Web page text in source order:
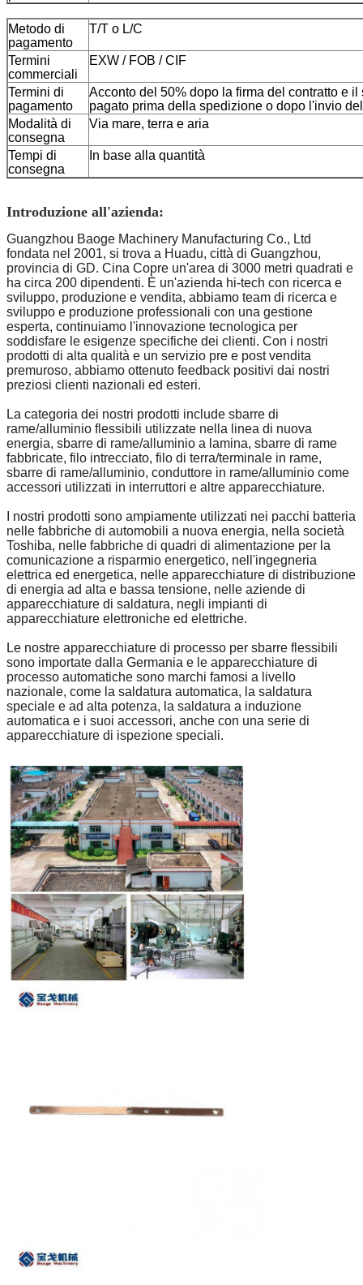
Metodo di
pagamento
T/T o L/C
Termini
commerciali
EXW / FOB / CIF
Termini di
pagamento
Acconto del 50% dopo la firma del contratto e
pagato prima della spedizione o dopo l'invio
Modalità di
consegna
Via mare, terra e aria
Tempi di
consegna
In base alla quantità
Introduzione all'azienda:
Guangzhou Baoge Machinery Manufacturing Co., Ltd
fondata nel 2001, si trova a Huadu, città di Guangzhou,
provincia di GD. Cina Copre un'area di 3000 metri quadrati e
ha circa 200 dipendenti. È un'azienda hi-tech con ricerca e
sviluppo, produzione e vendita, abbiamo team di ricerca e
sviluppo e produzione professionali con una gestione
esperta, continuiamo l'innovazione tecnologica per
soddisfare le esigenze specifiche dei clienti. Con i nostri
prodotti di alta qualità e un servizio pre e post vendita
premuroso, abbiamo ottenuto feedback positivi dai nostri
preziosi clienti nazionali ed esteri.
La categoria dei nostri prodotti include sbarre di
rame/alluminio flessibili utilizzate nella linea di nuova
energia, sbarre di rame/alluminio a lamina, sbarre di rame
fabbricate, filo intrecciato, filo di terra/terminale in rame,
sbarre di rame/alluminio, conduttore in rame/alluminio come
accessori utilizzati in interruttori e altre apparecchiature.
I nostri prodotti sono ampiamente utilizzati nei pacchi batteria
nelle fabbriche di automobili a nuova energia, nella società
Toshiba, nelle fabbriche di quadri di alimentazione per la
comunicazione a risparmio energetico, nell'ingegneria
elettrica ed energetica, nelle apparecchiature di distribuzione
di energia ad alta e bassa tensione, nelle aziende di
apparecchiature di saldatura, negli impianti di
apparecchiature elettroniche ed elettriche.
Le nostre apparecchiature di processo per sbarre flessibili
sono importate dalla Germania e le apparecchiature di
processo automatiche sono marchi famosi a livello
nazionale, come la saldatura automatica, la saldatura
speciale e ad alta potenza, la saldatura a induzione
automatica e i suoi accessori, anche con una serie di
apparecchiature di ispezione speciali.